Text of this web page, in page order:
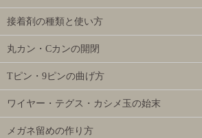
接着剤の種類と使い方
丸カン・Cカンの開閉
Tピン・9ピンの曲げ方
ワイヤー・テグス・カシメ玉の始末
メガネ留めの作り方